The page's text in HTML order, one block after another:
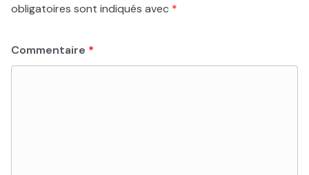
obligatoires sont indiqués avec *
Commentaire *